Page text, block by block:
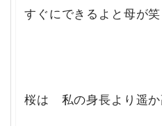
すぐにできるよと母が笑
桜は 私の身長より遥か